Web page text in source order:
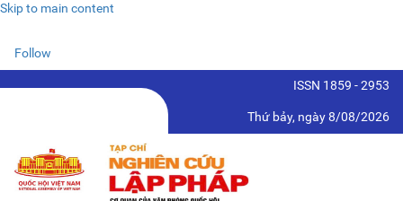
Skip to main content
Follow
ISSN 1859 - 2953
Thứ bảy, ngày 8/08/2026